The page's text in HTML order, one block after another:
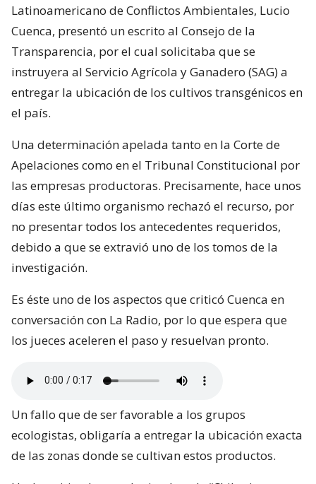
Latinoamericano de Conflictos Ambientales, Lucio
Cuenca, presentó un escrito al Consejo de la
Transparencia, por el cual solicitaba que se
instruyera al Servicio Agrícola y Ganadero (SAG) a
entregar la ubicación de los cultivos transgénicos en
el país.
Una determinación apelada tanto en la Corte de
Apelaciones como en el Tribunal Constitucional por
las empresas productoras. Precisamente, hace unos
días este último organismo rechazó el recurso, por
no presentar todos los antecedentes requeridos,
debido a que se extravió uno de los tomos de la
investigación.
Es éste uno de los aspectos que criticó Cuenca en
conversación con La Radio, por lo que espera que
los jueces aceleren el paso y resuelvan pronto.
Un fallo que de ser favorable a los grupos
ecologistas, obligaría a entregar la ubicación exacta
de las zonas donde se cultivan estos productos.